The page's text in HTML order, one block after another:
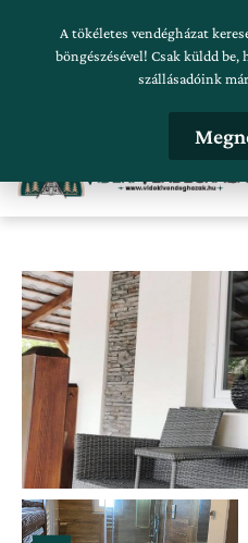
A tökéletes vendégházat
böngészésével! Csak küldd
szállásadóink